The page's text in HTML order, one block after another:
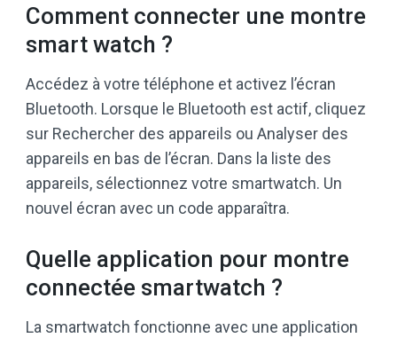
Comment connecter une montre
smart watch ?
Accédez à votre téléphone et activez l’écran
Bluetooth. Lorsque le Bluetooth est actif, cliquez
sur Rechercher des appareils ou Analyser des
appareils en bas de l’écran. Dans la liste des
appareils, sélectionnez votre smartwatch. Un
nouvel écran avec un code apparaîtra.
Quelle application pour montre
connectée smartwatch ?
La smartwatch fonctionne avec une application